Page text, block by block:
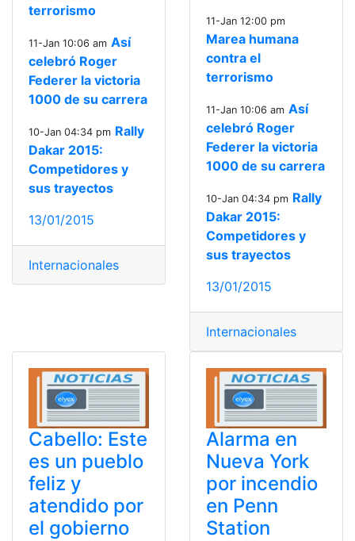
terrorismo
11-Jan 10:06 am Así
celebró Roger
Federer la victoria
1000 de su carrera
10-Jan 04:34 pm Rally
Dakar 2015:
Competidores y
sus trayectos
13/01/2015
Internacionales
11-Jan 12:00 pm
Marea humana
contra el
terrorismo
11-Jan 10:06 am Así
celebró Roger
Federer la victoria
1000 de su carrera
10-Jan 04:34 pm Rally
Dakar 2015:
Competidores y
sus trayectos
13/01/2015
Internacionales
Cabello: Este
es un pueblo
feliz y
atendido por
el gobierno
Alarma en
Nueva York
por incendio
en Penn
Station